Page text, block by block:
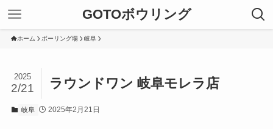
GOTOボウリング
ホーム ボーリング場 岐阜
ラウンドワン 岐阜モレラ店
2025
2/21
岐阜 2025年2月21日